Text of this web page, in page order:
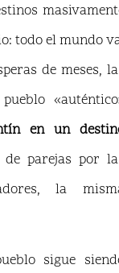
todo el mundo
de meses,
en un
parejas por
la
sigue